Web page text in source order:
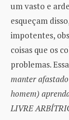
um vasto e
esqueçam
impotentes,
coisas que os
problemas.
manter
homem)
LIVRE